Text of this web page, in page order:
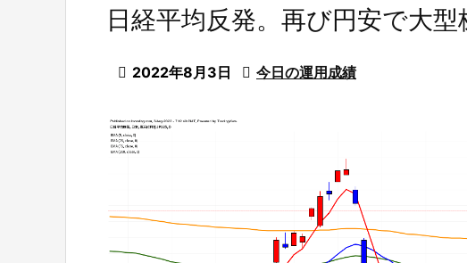
日経平均反発。再び円安で大型
 2022年8月3日  今日の運用成績